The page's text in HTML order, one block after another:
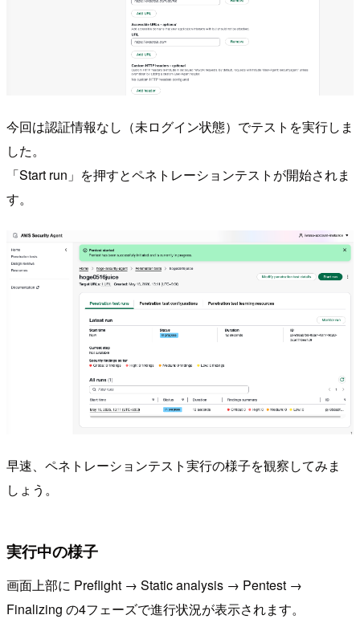
今回は認証情報なし（未ログイン状態）でテストを実行しま
した。
「Start run」を押すとペネトレーションテストが開始されま
す。
早速、ペネトレーションテスト実行の様子を観察してみま
しょう。
実行中の様子
画面上部に Preflight → Static analysis → Pentest →
Finalizing の4フェーズで進行状況が表示されます。